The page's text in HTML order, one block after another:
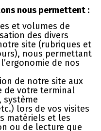
nous permettent :
et volumes de
des divers
site (rubriques et
nous permettant
de nos
de notre site aux
de votre terminal
système
lors de vos visites
matériels et les
ou de lecture que